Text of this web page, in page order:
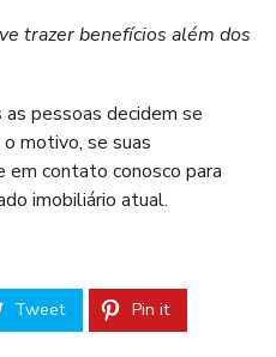
trazer benefícios além dos
pessoas decidem se
motivo, se suas
em contato conosco para
imobiliário atual.
Tweet Pin it